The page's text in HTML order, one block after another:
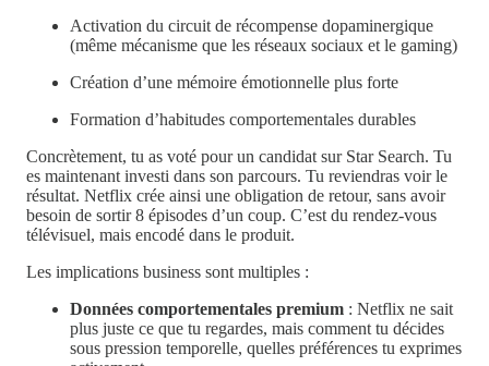
Activation du circuit de récompense dopaminergique
(même mécanisme que les réseaux sociaux et le gaming)
Création d’une mémoire émotionnelle plus forte
Formation d’habitudes comportementales durables
Concrètement, tu as voté pour un candidat sur Star Search. Tu
es maintenant investi dans son parcours. Tu reviendras voir le
résultat. Netflix crée ainsi une obligation de retour, sans avoir
besoin de sortir 8 épisodes d’un coup. C’est du rendez-vous
télévisuel, mais encodé dans le produit.
Les implications business sont multiples :
Données comportementales premium : Netflix ne sait
plus juste ce que tu regardes, mais comment tu décides
sous pression temporelle, quelles préférences tu exprimes